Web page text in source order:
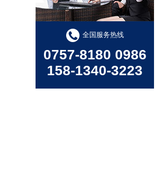
全国服务热线
0757-8180 0986
158-1340-3223